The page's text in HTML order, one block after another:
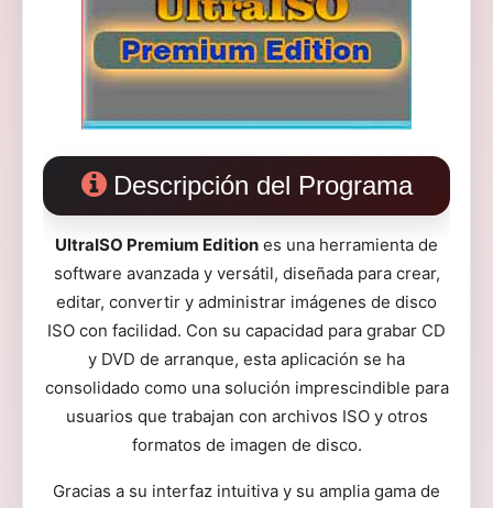
Descripción del Programa
UltraISO Premium Edition es una herramienta de
software avanzada y versátil, diseñada para crear,
editar, convertir y administrar imágenes de disco
ISO con facilidad. Con su capacidad para grabar CD
y DVD de arranque, esta aplicación se ha
consolidado como una solución imprescindible para
usuarios que trabajan con archivos ISO y otros
formatos de imagen de disco.
Gracias a su interfaz intuitiva y su amplia gama de